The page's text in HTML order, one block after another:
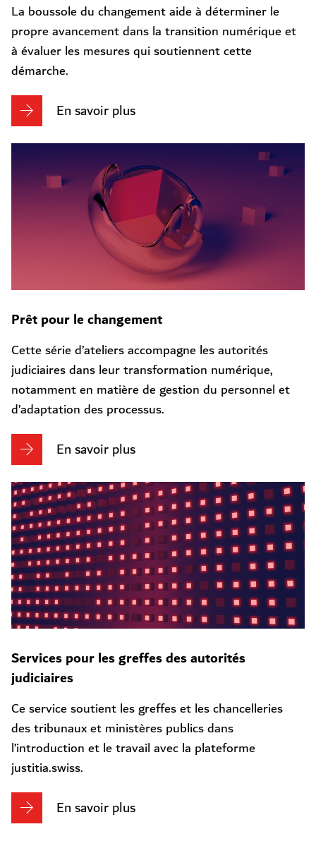
La boussole du changement aide à déterminer le
propre avancement dans la transition numérique et
à évaluer les mesures qui soutiennent cette
démarche.
En savoir plus
Prêt pour le changement
Cette série d’ateliers accompagne les autorités
judiciaires dans leur transformation numérique,
notamment en matière de gestion du personnel et
d’adaptation des processus.
En savoir plus
Services pour les greffes des autorités
judiciaires
Ce service soutient les greffes et les chancelleries
des tribunaux et ministères publics dans
l’introduction et le travail avec la plateforme
justitia.swiss.
En savoir plus